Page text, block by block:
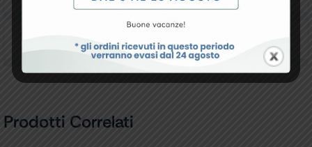
Recensioni
Prodotti Correlati